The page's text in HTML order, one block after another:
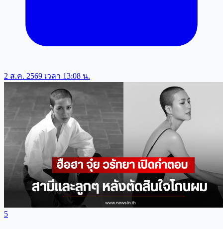
2 ส.ค. 2569 เวลา 13:08 น.
5